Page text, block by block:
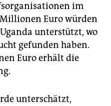
im
Euro würden
unterstützt, wo
gefunden haben.
Euro erhält die
unterschätzt,